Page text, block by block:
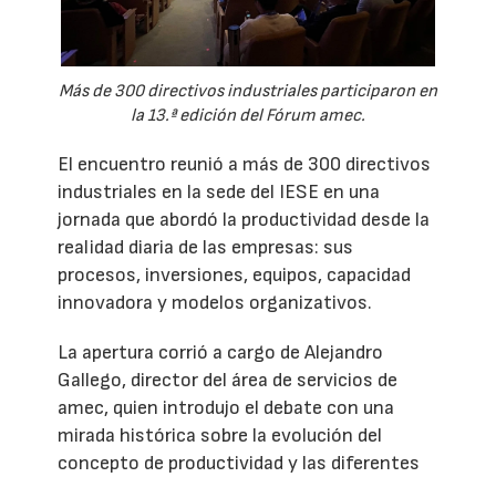
Más de 300 directivos industriales participaron en
la 13.ª edición del Fórum amec.
El encuentro reunió a más de 300 directivos
industriales en la sede del IESE en una
jornada que abordó la productividad desde la
realidad diaria de las empresas: sus
procesos, inversiones, equipos, capacidad
innovadora y modelos organizativos.
La apertura corrió a cargo de Alejandro
Gallego, director del área de servicios de
amec, quien introdujo el debate con una
mirada histórica sobre la evolución del
concepto de productividad y las diferentes